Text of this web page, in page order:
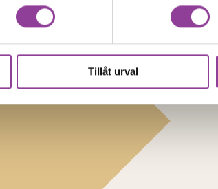
Tillåt urval